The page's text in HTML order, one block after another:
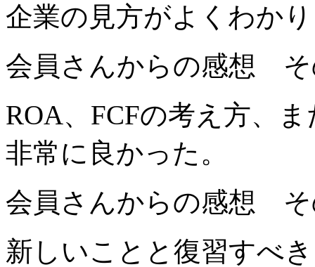
企業の見方がよくわか
会員さんからの感想
ROA、FCFの考え方、
非常に良かった。
会員さんからの感想
新しいことと復習すべ